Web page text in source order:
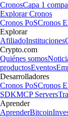
CronosCapa 1
Explorar Cronos
Cronos PoSCronos
Explorar
AfiliadoInstituciones
Crypto.com
Quiénes somos
productosEventos
Desarrolladores
Cronos PoSCronos
SDKMCP Servers
Aprender
AprenderBitcoin